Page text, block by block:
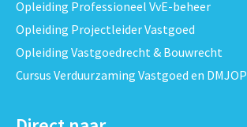
Opleiding Professioneel VvE-beheer
Opleiding Projectleider Vastgoed
Opleiding Vastgoedrecht & Bouwrecht
Cursus Verduurzaming Vastgoed en DMJOP